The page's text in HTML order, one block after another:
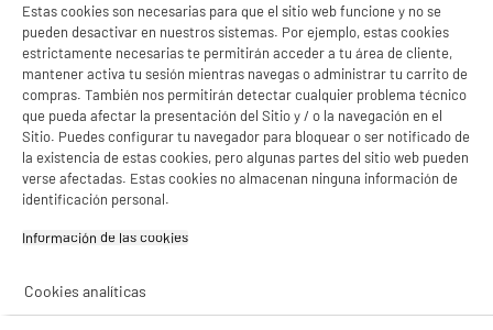
Estas cookies son necesarias para que el sitio web funcione y no se
pueden desactivar en nuestros sistemas. Por ejemplo, estas cookies
estrictamente necesarias te permitirán acceder a tu área de cliente,
mantener activa tu sesión mientras navegas o administrar tu carrito de
compras. También nos permitirán detectar cualquier problema técnico
que pueda afectar la presentación del Sitio y / o la navegación en el
Sitio. Puedes configurar tu navegador para bloquear o ser notificado de
la existencia de estas cookies, pero algunas partes del sitio web pueden
verse afectadas. Estas cookies no almacenan ninguna información de
identificación personal.
Información de las cookies‎
Cookies analíticas